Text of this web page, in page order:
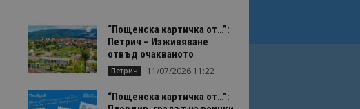
“Пощенска картичка от…”:
Петрич – Изживяване
отвъд очакваното
Петрич 11/07/2026 11:22
“Пощенска картичка от…”: